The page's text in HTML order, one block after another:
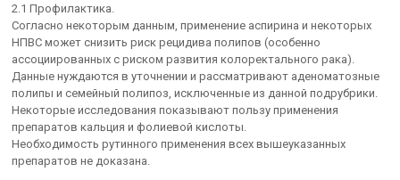
2.1 Профилактика.
Согласно некоторым данным, применение аспирина и некоторых
НПВС может снизить риск рецидива полипов (особенно
ассоциированных с риском развития колоректального рака).
Данные нуждаются в уточнении и рассматривают аденоматозные
полипы и семейный полипоз, исключенные из данной подрубрики.
Некоторые исследования показывают пользу применения
препаратов кальция и фолиевой кислоты.
Необходимость рутинного применения всех вышеуказанных
препаратов не доказана.